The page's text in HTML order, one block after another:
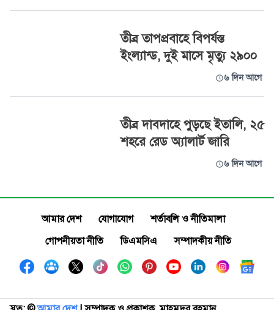
তীব্র তাপপ্রবাহে বিপর্যস্ত
ইংল্যান্ড, দুই মাসে মৃত্যু ২৯০০
৬ দিন আগে
তীব্র দাবদাহে পুড়ছে ইতালি, ২৫
শহরে রেড অ্যালার্ট জারি
৬ দিন আগে
আমার দেশ যোগাযোগ
শর্তাবলি ও নীতিমালা
গোপনীয়তা নীতি
ডিএমসিএ সম্পাদকীয় নীতি